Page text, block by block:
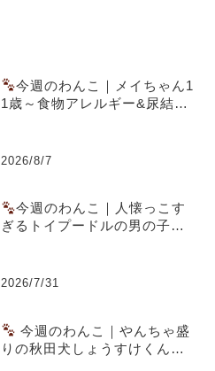
今週のわんこ｜メイちゃん1
1歳～食物アレルギー&尿結石
2026/8/7
今週のわんこ｜人懐っこす
ぎるトイプードルの男の子ラ
2026/7/31
今週のわんこ｜やんちゃ盛
りの秋田犬しょうすけくん～